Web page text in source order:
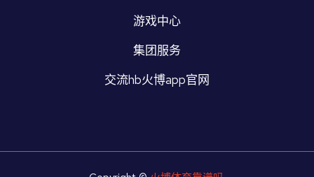
游戏中心
集团服务
交流hb火博app官网